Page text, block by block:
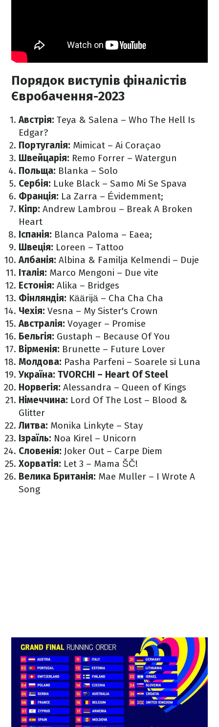
Порядок виступів фіналістів
Євробачення-2023
Австрія: Teya & Salena – Who The Hell Is
Edgar?
Португалія: Mimicat – Ai Coraçao
Швейцарія: Remo Forrer – Watergun
Польща: Blanka – Solo
Сербія: Luke Black – Samo Mi Se Spava
Франція: La Zarra – Évidemment;
Кіпр: Andrew Lambrou – Break A Broken
Heart
Іспанія: Blanca Paloma – Eaea;
Швеція: Loreen – Tattoo
Албанія: Albina & Familja Kelmendi – Duje
Італія: Marco Mengoni – Due vite
Естонія: Alika – Bridges
Фінляндія: Käärijä – Cha Cha Cha
Чехія: Vesna – My Sister's Crown
Австралія: Voyager – Promise
Бельгія: Gustaph – Because Of You
Вірменія: Brunette – Future Lover
Молдова: Pasha Parfeni – Soarele si Luna
Україна: TVORCHI – Heart Of Steel
Норвегія: Alessandra – Queen of Kings
Німеччина: Lord Of The Lost – Blood &
Glitter
Литва: Monika Linkyte – Stay
Ізраїль: Noa Kirel – Unicorn
Словенія: Joker Out – Carpe Diem
Хорватія: Let 3 – Mama ŠČ!
Велика Британія: Mae Muller – I Wrote A
Song